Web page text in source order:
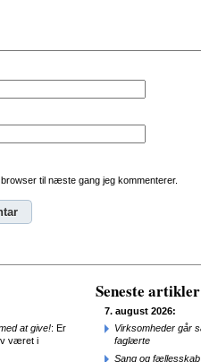
til næste gang jeg kommenterer.
at give!: Er
været i
Seneste artikler
7. august 2026:
Virksomheder går
faglærte
Sang og